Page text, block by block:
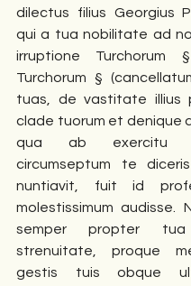
dilectus filius Georgius
qui a tua nobilitate ad
irruptione Turchorum
Turchorum §
tuas, de vastitate illius
clade tuorum et denique
qua ab exercitu
circumseptum te
nuntiavit, fuit id
molestissimum audisse.
semper propter tua
strenuitate, proque
gestis tuis obque